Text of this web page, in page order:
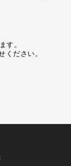
す。
ください。